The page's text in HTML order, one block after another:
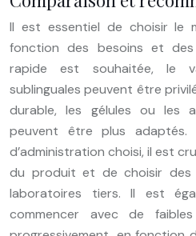
Il est essentiel de choisir le
fonction des besoins et
rapide est souhaitée, le
sublinguales peuvent être
durable, les gélules ou les
peuvent être plus
d’administration choisi, il est
du produit et de choisir
laboratoires tiers. Il est
commencer avec de